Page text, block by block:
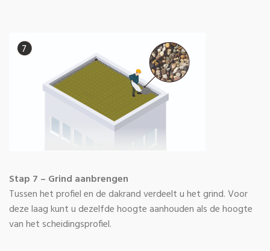
Stap 7 – Grind aanbrengen
Tussen het profiel en de dakrand verdeelt u het grind. Voor
deze laag kunt u dezelfde hoogte aanhouden als de hoogte
van het scheidingsprofiel.